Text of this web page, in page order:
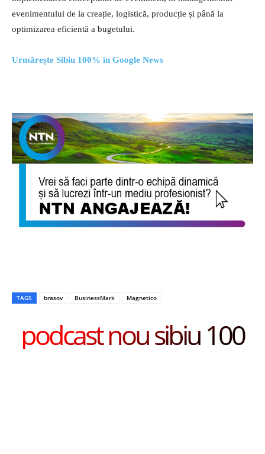
evenimentului de la creație, logistică, producție și până la
optimizarea eficientă a bugetului.
Urmărește Sibiu 100% în Google News
TAGS brasov BusinessMark Magnetico
podcast nou sibiu 100